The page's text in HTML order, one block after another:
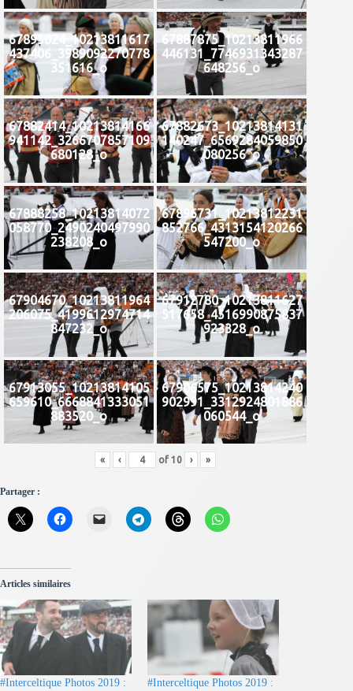
67895024_10213811617
437406_3989092270778
351616_o
67887875_10213811966
446131_7746931343287
648256_o
67882414_10213814166
941142_3266707857109
680128_o
67882673_10213814131
140247_6569284059850
080256_o
67888258_10213814072
058770_2490240497990
238208_o
67896731_10213812231
852766_4313154120266
547200_o
67904670_10213811964
206075_4199612974714
847232_o
67912780_10213811627
517658_4516990875837
923328_o
67913055_10213814105
659610_6668841333051
883520_o
67906575_10213814240
902991_3312924801886
060544_o
« ‹ of10 › »
Partager :
Articles similaires
#Interceltique Photos 2019 :
#Interceltique Photos 2019 :